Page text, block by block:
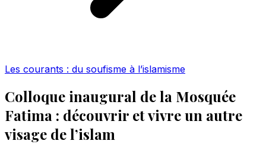
Les courants : du soufisme à l’islamisme
Colloque inaugural de la Mosquée
Fatima : découvrir et vivre un autre
visage de l’islam